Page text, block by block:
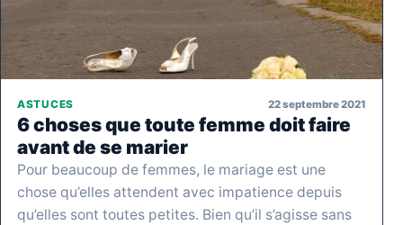
ASTUCES 22 septembre 2021
6 choses que toute femme doit faire
avant de se marier
Pour beaucoup de femmes, le mariage est une
chose qu’elles attendent avec impatience depuis
qu’elles sont toutes petites. Bien qu’il s’agisse sans